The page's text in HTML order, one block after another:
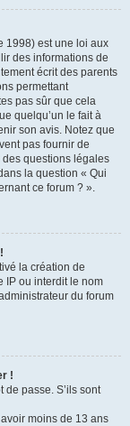
1998) est une loi aux
des informations de
écrit des parents
permettant
pas sûr que cela
quelqu’un le fait à
son avis. Notez que
pas fournir de
questions légales
la question « Qui
ce forum ? ».
la création de
IP ou interdit le nom
du forum
!
de passe. S’ils sont
moins de 13 ans